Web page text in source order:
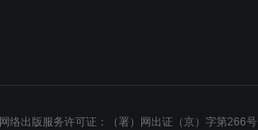
网络出版服务许可证：（署）网出证（京）字第266号